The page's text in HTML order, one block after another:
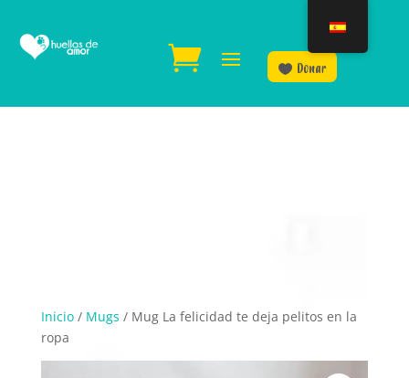
Donar
Inicio/ Mugs / Mug La felicidad te deja pelitos en la
ropa